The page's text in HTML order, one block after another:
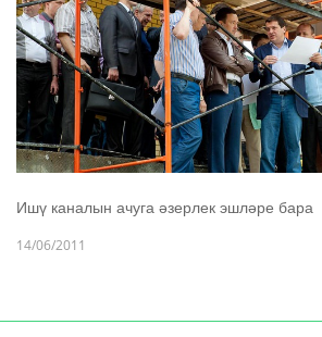
Ишү каналын ачуга әзерлек эшләре бара
14/06/2011